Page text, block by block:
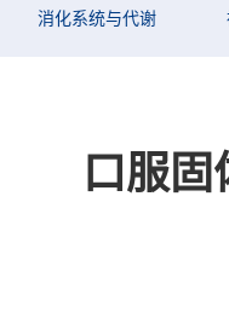
消化系统与代谢
口服固